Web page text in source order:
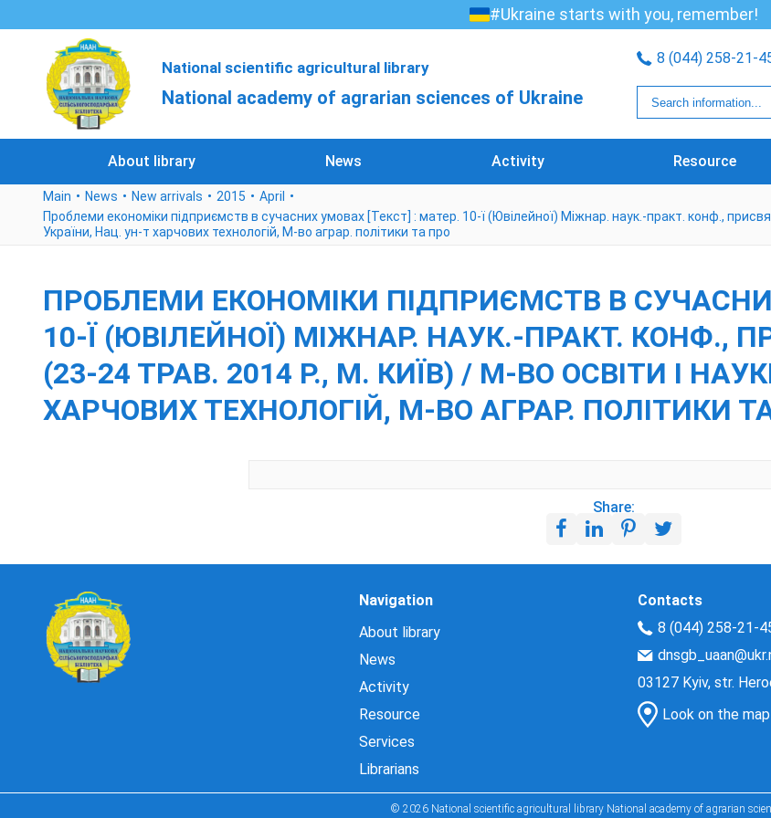
#Ukraine starts with you, remember!
National scientific agricultural library
National academy of agrarian sciences of Ukraine
8 (044) 258-21-
About library News Activity Resource
Main News New arrivals 2015
April
Проблеми економіки підприємств в сучасних умовах [Текст] : матер. 10-ї (Ювілейної) Міжнар. наук.-практ. конф.,
України, Нац. ун-т харчових технологій, М-во аграр. політики та про
ПРОБЛЕМИ ЕКОНОМІКИ ПІДПРИЄМСТВ В
10-Ї (ЮВІЛЕЙНОЇ) МІЖНАР. НАУК.-ПРАКТ. КОНФ.,
(23-24 ТРАВ. 2014 Р., М. КИЇВ) / М-ВО ОСВІТИ І
ХАРЧОВИХ ТЕХНОЛОГІЙ, М-ВО АГРАР. ПОЛІТИКИ
Share:
Navigation
About library
News
Activity
Resource
Services
Librarians
Contacts
8 (044) 258-21-
03127 Kyiv, str.
Look on the map
© 2026 National scientific agricultural library National academy of agrarian